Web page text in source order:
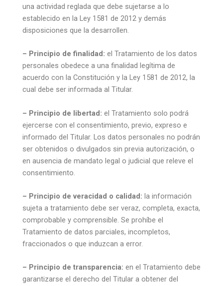
una actividad reglada que debe sujetarse a lo
establecido en la Ley 1581 de 2012 y demás
disposiciones que la desarrollen.
– Principio de finalidad: el Tratamiento de los datos
personales obedece a una finalidad legítima de
acuerdo con la Constitución y la Ley 1581 de 2012, la
cual debe ser informada al Titular.
– Principio de libertad: el Tratamiento solo podrá
ejercerse con el consentimiento, previo, expreso e
informado del Titular. Los datos personales no podrán
ser obtenidos o divulgados sin previa autorización, o
en ausencia de mandato legal o judicial que releve el
consentimiento.
– Principio de veracidad o calidad: la información
sujeta a tratamiento debe ser veraz, completa, exacta,
comprobable y comprensible. Se prohíbe el
Tratamiento de datos parciales, incompletos,
fraccionados o que induzcan a error.
– Principio de transparencia: en el Tratamiento debe
garantizarse el derecho del Titular a obtener del